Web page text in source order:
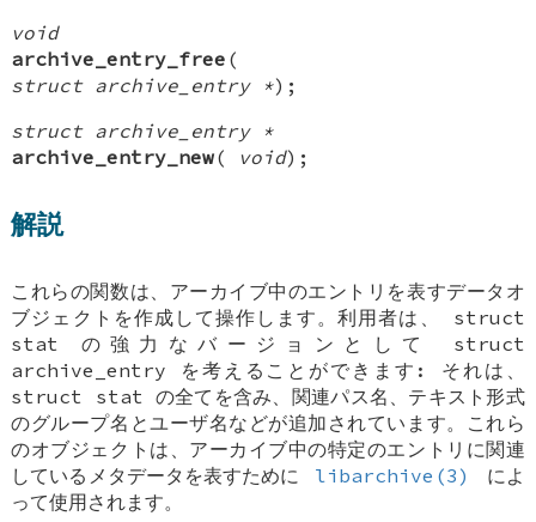
void
archive_entry_free (
struct archive_entry *);
struct archive_entry *
archive_entry_new( void);
解説
これらの関数は、アーカイブ中のエントリを表すデータオ
ブジェクトを作成して操作します。利用者は、 struct
stat の強力なバージョンとして struct
archive_entry を考えることができます: それは、
struct stat の全てを含み、関連パス名、テキスト形式
のグループ名とユーザ名などが追加されています。これら
のオブジェクトは、アーカイブ中の特定のエントリに関連
しているメタデータを表すために
libarchive(3)
によ
って使用されます。